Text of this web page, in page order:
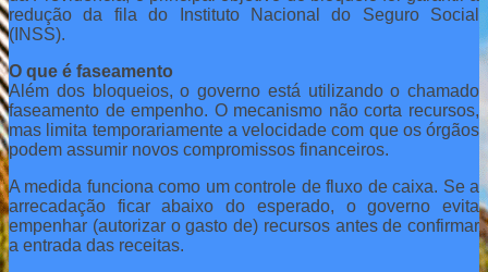
redução da fila do Instituto Nacional do Seguro Social
(INSS).
O que é faseamento
Além dos bloqueios, o governo está utilizando o chamado
faseamento de empenho. O mecanismo não corta recursos,
mas limita temporariamente a velocidade com que os órgãos
podem assumir novos compromissos financeiros.
A medida funciona como um controle de fluxo de caixa. Se a
arrecadação ficar abaixo do esperado, o governo evita
empenhar (autorizar o gasto de) recursos antes de confirmar
a entrada das receitas.